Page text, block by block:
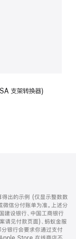
支架转换器)
得出的示例 (仅显示整数数
微信分付账单为准。上述分
建设银行、中国工商银行
请见付款页面)、蚂蚁金服
银行会要求你通过支付